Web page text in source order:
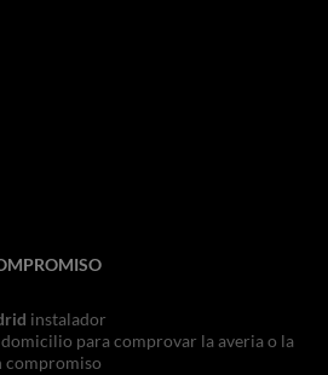
instalador
para comprovar la averia o la
compromiso